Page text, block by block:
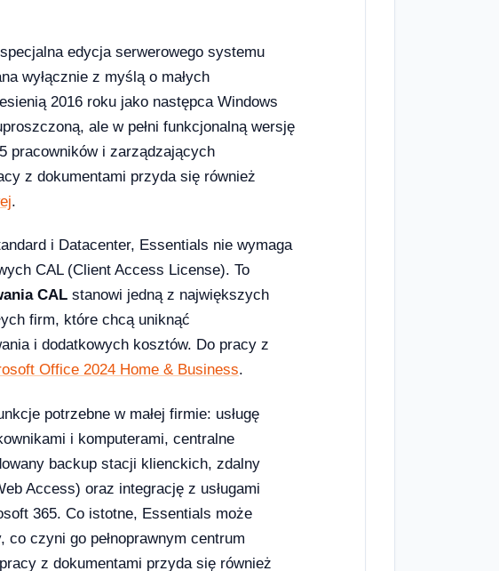
edycja serwerowego systemu
wyłącznie z myślą o małych
2016 roku jako następca Windows
ale w pełni funkcjonalną wersję
pracowników i zarządzających
z dokumentami przyda się również
.
i Datacenter, Essentials nie wymaga
CAL (Client Access License). To
CAL stanowi jedną z największych
firm, które chcą uniknąć
i dodatkowych kosztów. Do pracy z
Office 2024 Home & Business.
potrzebne w małej firmie: usługę
i komputerami, centralne
backup stacji klienckich, zdalny
Access) oraz integrację z usługami
365. Co istotne, Essentials może
co czyni go pełnoprawnym centrum
z dokumentami przyda się również